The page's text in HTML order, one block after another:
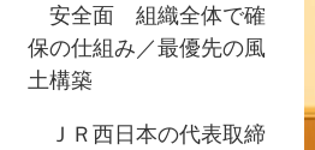
安全面 組織全体で確
保の仕組み／最優先の風
土構築
ＪＲ西日本の代表取締